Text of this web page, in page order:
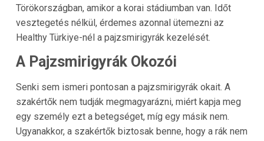
Törökországban, amikor a korai stádiumban van. Időt
vesztegetés nélkül, érdemes azonnal ütemezni az
Healthy Türkiye-nél a pajzsmirigyrák kezelését.
A Pajzsmirigyrák Okozói
Senki sem ismeri pontosan a pajzsmirigyrák okait. A
szakértők nem tudják megmagyarázni, miért kapja meg
egy személy ezt a betegséget, míg egy másik nem.
Ugyanakkor, a szakértők biztosak benne, hogy a rák nem